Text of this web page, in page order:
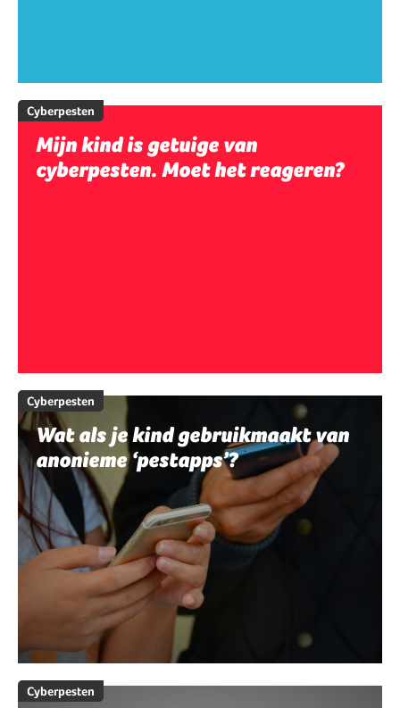
Cyberpesten
Mijn kind is getuige van
cyberpesten. Moet het reageren?
Cyberpesten
Wat als je kind gebruikmaakt van
anonieme ‘pestapps’?
Cyberpesten